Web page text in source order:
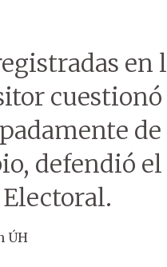
en
de
defendió
ÚH